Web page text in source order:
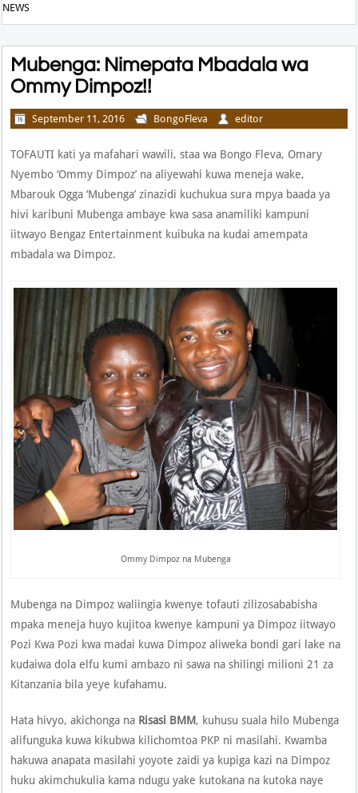
NEWS
Mubenga: Nimepata Mbadala wa
Ommy Dimpoz!!
September 11, 2016 BongoFleva editor
TOFAUTI kati ya mafahari wawili, staa wa Bongo Fleva, Omary
Nyembo ‘Ommy Dimpoz’ na aliyewahi kuwa meneja wake,
Mbarouk Ogga ‘Mubenga’ zinazidi kuchukua sura mpya baada ya
hivi karibuni Mubenga ambaye kwa sasa anamiliki kampuni
iitwayo Bengaz Entertainment kuibuka na kudai amempata
mbadala wa Dimpoz.
Ommy Dimpoz na Mubenga
Mubenga na Dimpoz waliingia kwenye tofauti zilizosababisha
mpaka meneja huyo kujitoa kwenye kampuni ya Dimpoz iitwayo
Pozi Kwa Pozi kwa madai kuwa Dimpoz aliweka bondi gari lake na
kudaiwa dola elfu kumi ambazo ni sawa na shilingi milioni 21 za
Kitanzania bila yeye kufahamu.
Hata hivyo, akichonga na Risasi BMM, kuhusu suala hilo Mubenga
alifunguka kuwa kikubwa kilichomtoa PKP ni masilahi. Kwamba
hakuwa anapata masilahi yoyote zaidi ya kupiga kazi na Dimpoz
huku akimchukulia kama ndugu yake kutokana na kutoka naye